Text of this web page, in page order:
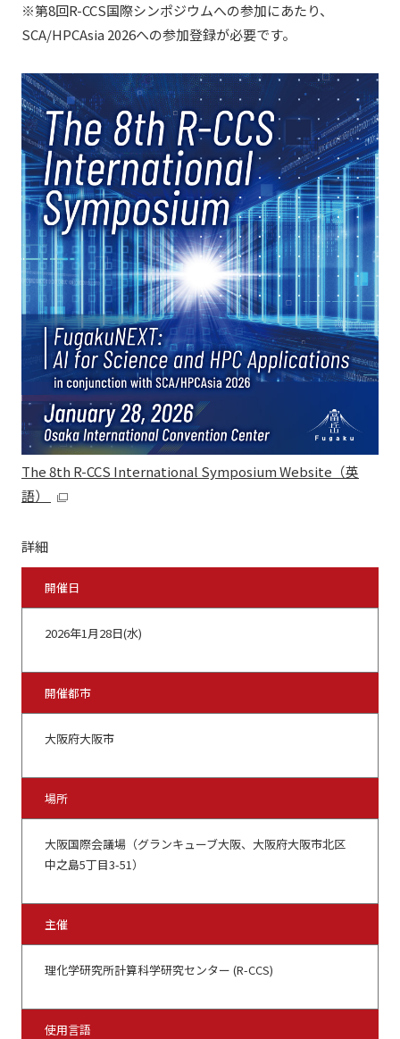
※第8回R-CCS国際シンポジウムへの参加にあたり、
SCA/HPCAsia 2026への参加登録が必要です。
The 8th R-CCS International Symposium Website （英
語）
詳細
開催日
2026年1月28日(水)
開催都市
大阪府大阪市
場所
大阪国際会議場（グランキューブ大阪、大阪府大阪市北区
中之島5丁目3-51）
主催
理化学研究所計算科学研究センター (R-CCS)
使用言語